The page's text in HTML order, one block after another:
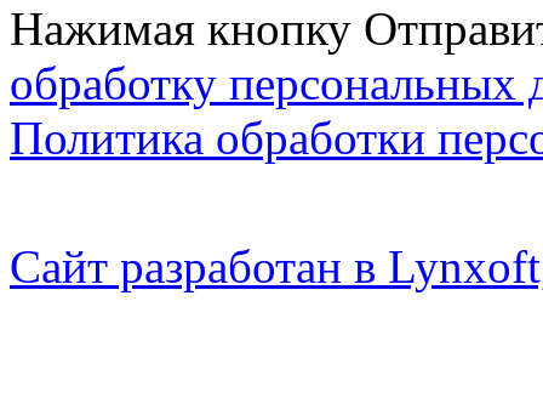
Нажимая кнопку
обработку персональных
Политика обработки
Сайт разработан в